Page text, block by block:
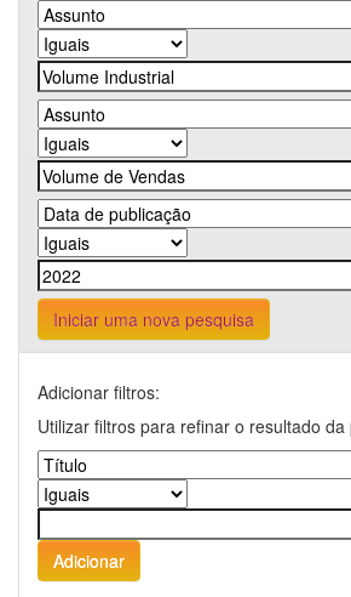
Iniciar uma nova pesquisa
Adicionar filtros:
Utilizar filtros para refinar o resultado da